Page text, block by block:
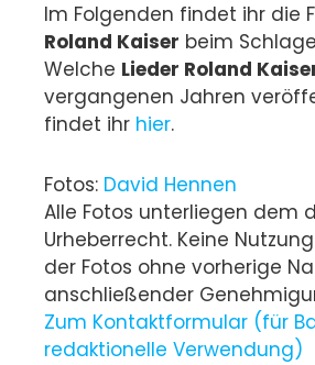
Im Folgenden findet ihr die
Roland Kaiser beim
Welche Lieder Roland
vergangenen Jahren
findet ihr hier.
Fotos: David Hennen
Alle Fotos unterliegen dem
Urheberrecht. Keine
der Fotos ohne vorherige
anschließender
Zum Kontaktformular (für
redaktionelle Verwendung)